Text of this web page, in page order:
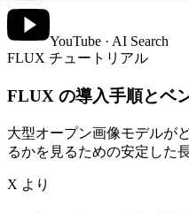
YouTube · AI Search
FLUX チュートリアル
FLUX の導入手順とベ
大型オープン画像モデルが
るかを見るための安定した
X より